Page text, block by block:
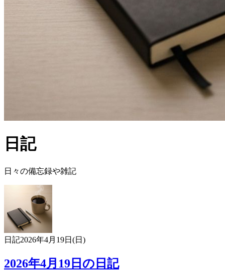
日記
日々の備忘録や雑記
日記2026年4月19日(日)
2026年4月19日の日記